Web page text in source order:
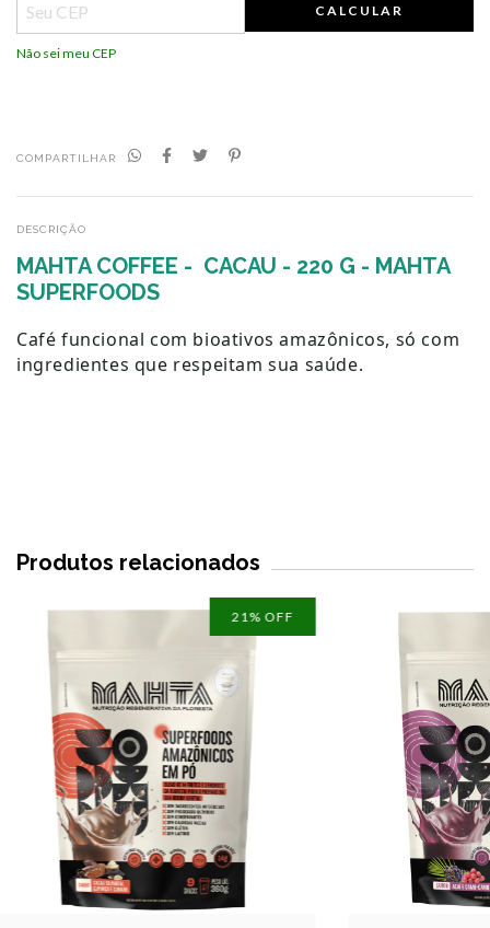
CALCULAR
Não sei meu CEP
COMPARTILHAR
DESCRIÇÃO
MAHTA COFFEE - CACAU - 220 G - MAHTA
SUPERFOODS
Café funcional com bioativos amazônicos, só com
ingredientes que respeitam sua saúde.
Produtos relacionados
21% OFF